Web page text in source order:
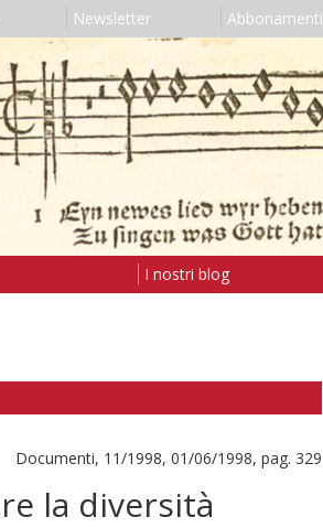
Newsletter Abbonamenti
I nostri blog
Documenti, 11/1998, 01/06/1998, pag. 329
la diversità